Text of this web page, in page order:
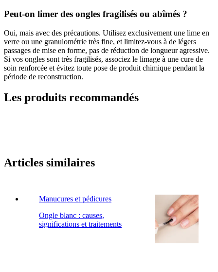
Peut-on limer des ongles fragilisés ou abîmés ?
Oui, mais avec des précautions. Utilisez exclusivement une lime en
verre ou une granulométrie très fine, et limitez-vous à de légers
passages de mise en forme, pas de réduction de longueur agressive.
Si vos ongles sont très fragilisés, associez le limage à une cure de
soin renforcée et évitez toute pose de produit chimique pendant la
période de reconstruction.
Les produits recommandés
Articles similaires
Manucures et pédicures
Ongle blanc : causes,
significations et traitements